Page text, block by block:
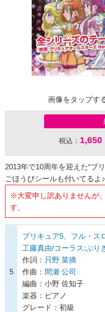
画像をタップす
税込： 1,650
2013年で10周年を迎えた“プ
ごほうびシールも付いてるよ♪
※大変申し訳ありませんが
す。
5
プリキュア5、フル・ス
工藤真由/コーラス:ぷり
作詞： 只野 菜摘
作曲： 間瀬 公司
編曲：小野 佐知子
楽器：ピアノ
グレード：初級